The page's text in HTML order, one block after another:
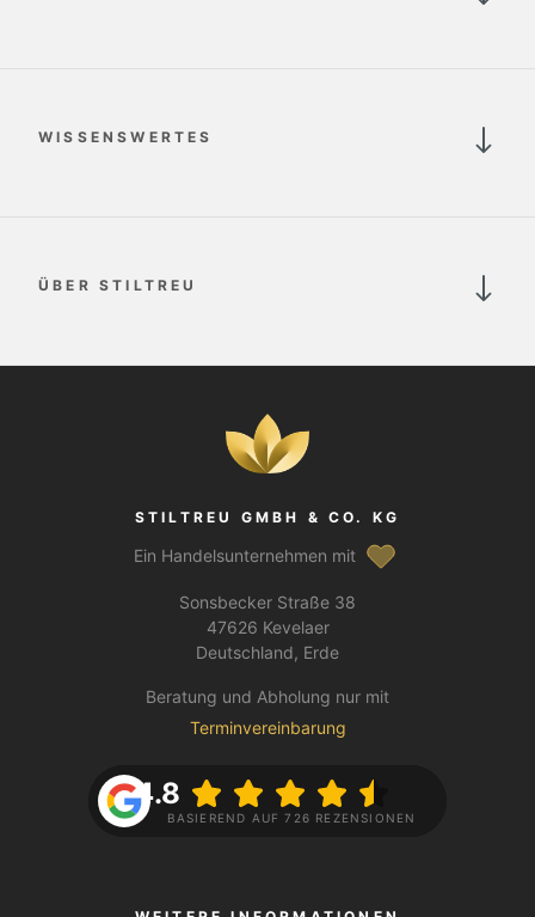
WISSENSWERTES
ÜBER STILTREU
STILTREU GMBH & CO. KG
Ein Handelsunternehmen mit
Sonsbecker Straße 38
47626 Kevelaer
Deutschland, Erde
Beratung und Abholung nur mit
Terminvereinbarung
4.8
BASIEREND AUF 726 REZENSIONEN